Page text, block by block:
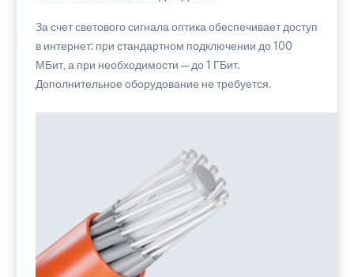
За счет светового сигнала оптика обеспечивает доступ
в интернет: при стандартном подключении до 100
МБит, а при необходимости — до 1 ГБит.
Дополнительное оборудование не требуется.